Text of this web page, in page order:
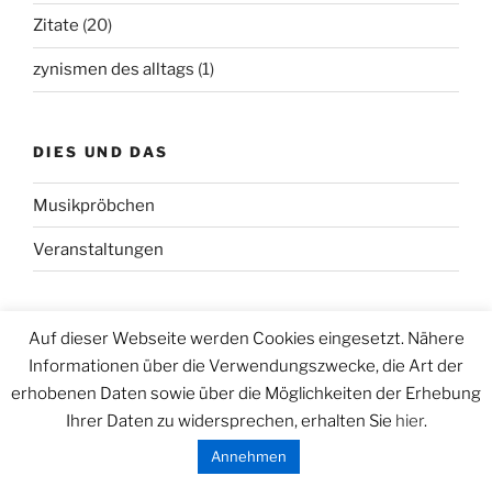
Zitate (20)
zynismen des alltags (1)
DIES UND DAS
Musikpröbchen
Veranstaltungen
SPONSOR
Online Marketing Agentur
Auf dieser Webseite werden Cookies eingesetzt. Nähere
Informationen über die Verwendungszwecke, die Art der
erhobenen Daten sowie über die Möglichkeiten der Erhebung
Ihrer Daten zu widersprechen, erhalten Sie hier.
Annehmen